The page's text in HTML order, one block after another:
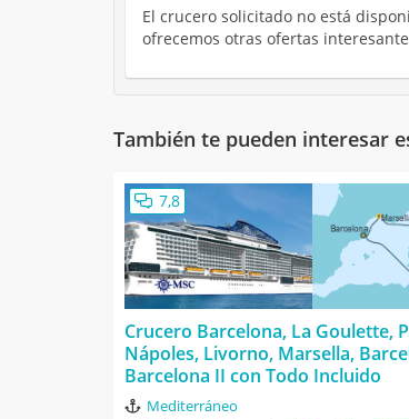
El crucero solicitado no está
ofrecemos otras ofertas
También te pueden interesar
7,8
Crucero Barcelona, La Goulette,
Nápoles, Livorno, Marsella,
Barcelona II con Todo Incluido
Mediterráneo